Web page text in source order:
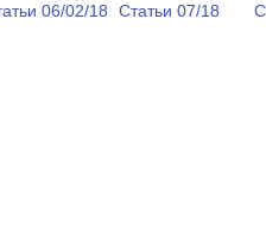
06/02/18 Статьи 07/18